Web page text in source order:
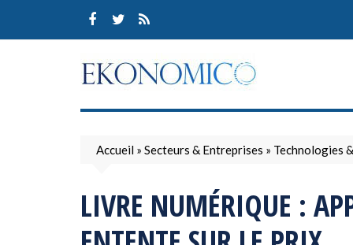
content
Accueil » Secteurs & Entreprises » Technologies
LIVRE NUMÉRIQUE :